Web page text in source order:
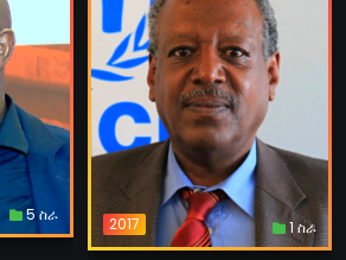
5 ስራ 2017 1 ስራ